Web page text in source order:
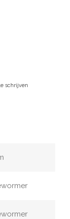
schrijven